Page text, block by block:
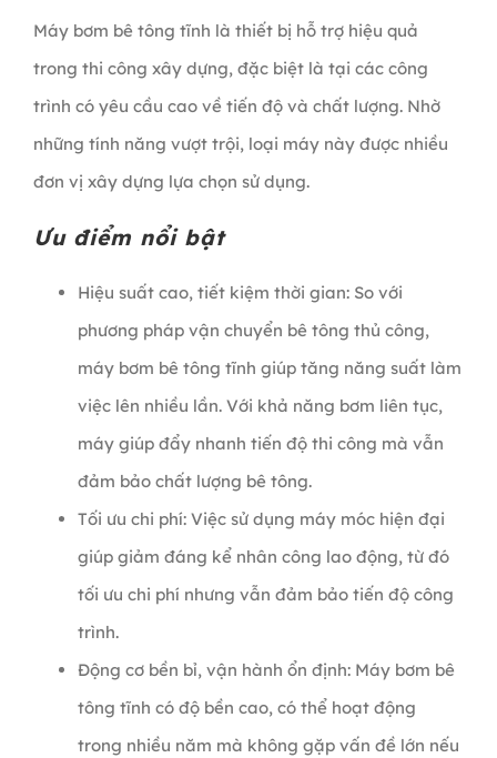
Máy bơm bê tông tĩnh là thiết bị hỗ trợ hiệu quả
trong thi công xây dựng, đặc biệt là tại các công
trình có yêu cầu cao về tiến độ và chất lượng. Nhờ
những tính năng vượt trội, loại máy này được nhiều
đơn vị xây dựng lựa chọn sử dụng.
Ưu điểm nổi bật
Hiệu suất cao, tiết kiệm thời gian: So với
phương pháp vận chuyển bê tông thủ công,
máy bơm bê tông tĩnh giúp tăng năng suất làm
việc lên nhiều lần. Với khả năng bơm liên tục,
máy giúp đẩy nhanh tiến độ thi công mà vẫn
đảm bảo chất lượng bê tông.
Tối ưu chi phí: Việc sử dụng máy móc hiện đại
giúp giảm đáng kể nhân công lao động, từ đó
tối ưu chi phí nhưng vẫn đảm bảo tiến độ công
trình.
Động cơ bền bỉ, vận hành ổn định: Máy bơm bê
tông tĩnh có độ bền cao, có thể hoạt động
trong nhiều năm mà không gặp vấn đề lớn nếu